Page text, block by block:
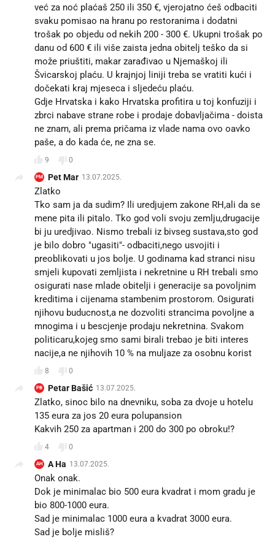
već za noć plaćaš 250 ili 350 €, vjerojatno ćeš odbaciti
svaku pomisao na hranu po restoranima i dodatni
trošak po objedu od nekih 200 - 300 €. Ukupni trošak po
danu od 600 € ili više zaista jedna obitelj teško da si
može priuštiti, makar zarađivao u Njemaškoj ili
Švicarskoj plaću. U krajnjoj liniji treba se vratiti kući i
dočekati kraj mjeseca i sljedeću plaću.
Gdje Hrvatska i kako Hrvatska profitira u toj konfuziji i
zbrci nabave strane robe i prodaje dobavljačima - doista
ne znam, ali prema pričama iz vlade nama ovo oavko
paše, a do kada će, ne zna se.
9 0
PM Pet Mar 13.07.2025.
Zlatko
Tko sam ja da sudim? Ili uredjujem zakone RH,ali da se
mene pita ili pitalo. Tko god voli svoju zemlju,drugacije
bi ju uredjivao. Nismo trebali iz bivseg sustava,sto god
je bilo dobro "ugasiti"- odbaciti,nego usvojiti i
preoblikovati u jos bolje. U godinama kad stranci nisu
smjeli kupovati zemljista i nekretnine u RH trebali smo
osigurati nase mlade obitelji i generacije sa povoljnim
kreditima i cijenama stambenim prostorom. Osigurati
njihovu buducnost,a ne dozvoliti strancima povoljne a
mnogima i u bescjenje prodaju nekretnina. Svakom
politicaru,kojeg smo sami birali trebao je biti interes
nacije,a ne njihovih 10 % na muljaze za osobnu korist
8 0
PB Petar Bašić 13.07.2025.
Zlatko, sinoc bilo na dnevniku, soba za dvoje u hotelu
135 eura za jos 20 eura polupansion
Kakvih 250 za apartman i 200 do 300 po obroku!?
4 0
AH A Ha 13.07.2025.
Onak onak.
Dok je minimalac bio 500 eura kvadrat i mom gradu je
bio 800-1000 eura.
Sad je minimalac 1000 eura a kvadrat 3000 eura.
Sad je bolje misliš?